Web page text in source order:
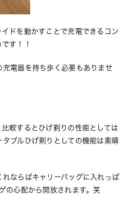
ドを動かすことで充電できるコン
す！！
充電器を持ち歩く必要もありませ
較するとひげ剃りの性能としては
ブルひげ剃りとしての機能は素晴
ならばキャリーバッグに入れっぱ
の心配から開放されます。笑